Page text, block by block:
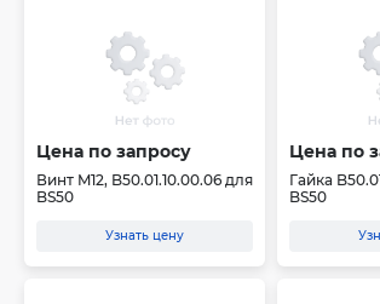
Цена по запросу
Винт M12, B50.01.10.00.06 для
BS50
Узнать цену
Цена по
Гайка
BS50